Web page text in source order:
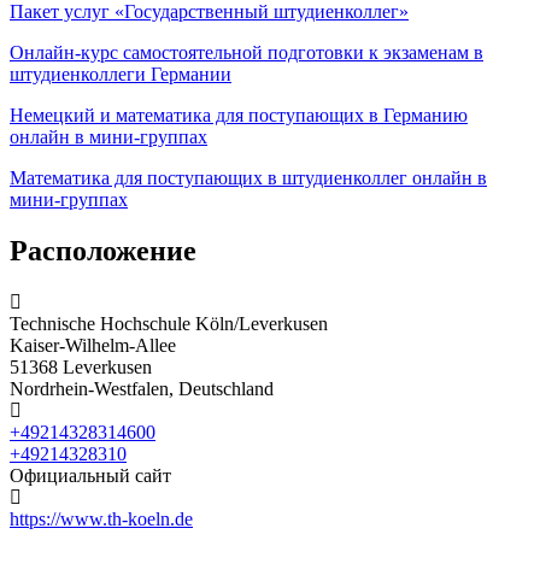
Пакет услуг «Государственный штудиенколлег»
Онлайн-курс самостоятельной подготовки к экзаменам в
штудиенколлеги Германии
Немецкий и математика для поступающих в Германию
онлайн в мини-группах
Математика для поступающих в штудиенколлег онлайн в
мини-группах
Расположение
Technische Hochschule Köln/Leverkusen
Kaiser-Wilhelm-Allee
51368 Leverkusen
Nordrhein-Westfalen, Deutschland
+49214328314600
+49214328310
Официальный сайт
https://www.th-koeln.de